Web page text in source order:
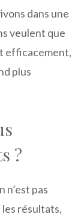
dans une
veulent que
efficacement,
plus
?
n’est pas
les résultats,